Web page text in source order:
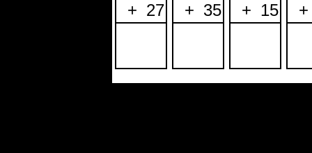
+ 27
+ 35
+ 15
+